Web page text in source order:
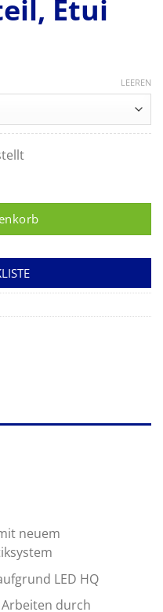
Etui
LEEREN
Standard Edition
neuem
LED HQ
durch